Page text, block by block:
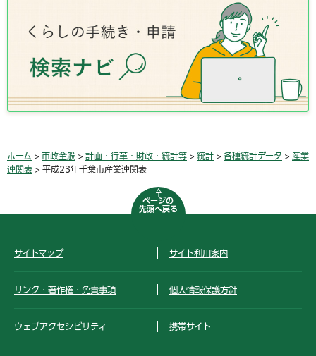
ホーム > 市政全般 > 計画・行革・財政・統計等 > 統計 > 各種統計データ > 産業
連関表 > 平成23年千葉市産業連関表
ページの
先頭へ戻る
サイトマップ サイト利用案内
リンク・著作権・免責事項 個人情報保護方針
ウェブアクセシビリティ 携帯サイト